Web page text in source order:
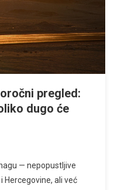
pregled:
dugo će
— nepopustljive
Hercegovine, ali već